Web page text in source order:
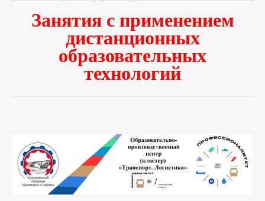
Занятия с применением
дистанционных
образовательных
технологий